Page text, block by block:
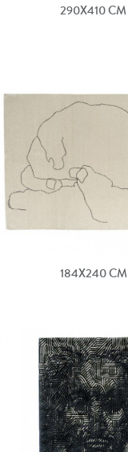
290X410 CM
184X240 CM